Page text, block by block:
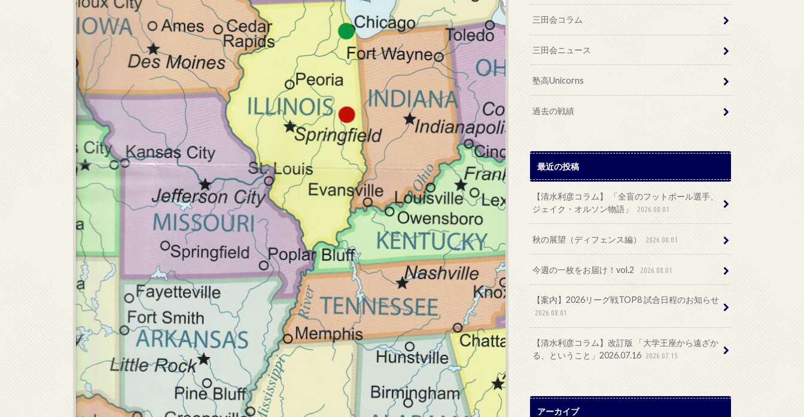
三田会コラム
三田会ニュース
塾高Unicorns
過去の戦績
最近の投稿
【清水利彦コラム】 「全盲のフットボール選手、
ジェイク・オルソン物語」
2026.08.01
秋の展望（ディフェンス編） 2026.08.01
今週の一枚をお届け！vol.2 2026.08.01
【案内】2026リーグ戦TOP8 試合日程のお知らせ
2026.08.01
【清水利彦コラム】改訂版 「大学王座から遠ざか
る、ということ」2026.07.16 2026.07.15
アーカイブ